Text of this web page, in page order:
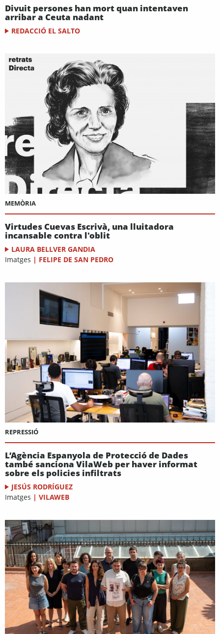
Divuit persones han mort quan intentaven
arribar a Ceuta nadant
REDACCIÓ EL SALTO
MEMÒRIA
Virtudes Cuevas Escrivà, una lluitadora
incansable contra l'oblit
LAURA BELLVER GANDIA
Imatges | FELIPE DE SAN PEDRO
REPRESSIÓ
L’Agència Espanyola de Protecció de Dades
també sanciona VilaWeb per haver informat
sobre els policies infiltrats
JESÚS RODRÍGUEZ
Imatges | VILAWEB